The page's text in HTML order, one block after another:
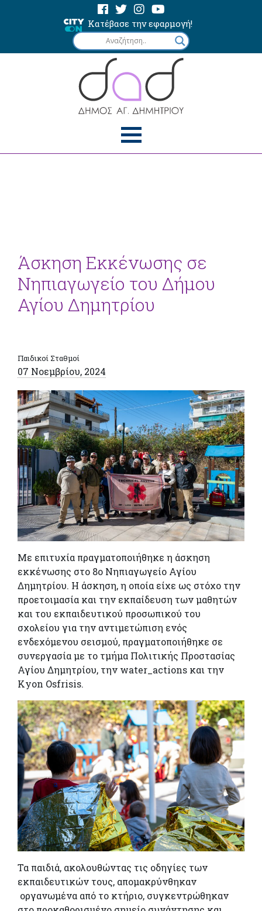
Κατέβασε την εφαρμογή!
Άσκηση Εκκένωσης σε
Νηπιαγωγείο του Δήμου
Αγίου Δημητρίου
Παιδικοί Σταθμοί
07 Νοεμβρίου, 2024
Με επιτυχία πραγματοποιήθηκε η άσκηση
εκκένωσης στο 8ο Νηπιαγωγείο Αγίου
Δημητρίου. Η άσκηση, η οποία είχε ως στόχο την
προετοιμασία και την εκπαίδευση των μαθητών
και του εκπαιδευτικού προσωπικού του
σχολείου για την αντιμετώπιση ενός
ενδεχόμενου σεισμού, πραγματοποιήθηκε σε
συνεργασία με το τμήμα Πολιτικής Προστασίας
Αγίου Δημητρίου, την water_actions και την
Kyon Osfrisis.
Τα παιδιά, ακολουθώντας τις οδηγίες των
εκπαιδευτικών τους, απομακρύνθηκαν
οργανωμένα από το κτήριο, συγκεντρώθηκαν